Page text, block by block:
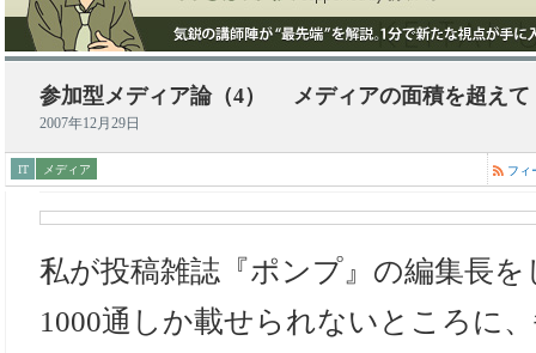
参加型メディア論（4） メディアの面積を超えて
2007年12月29日
IT メディア フィ
私が投稿雑誌『ポンプ』の編集長
1000通しか載せられないところに